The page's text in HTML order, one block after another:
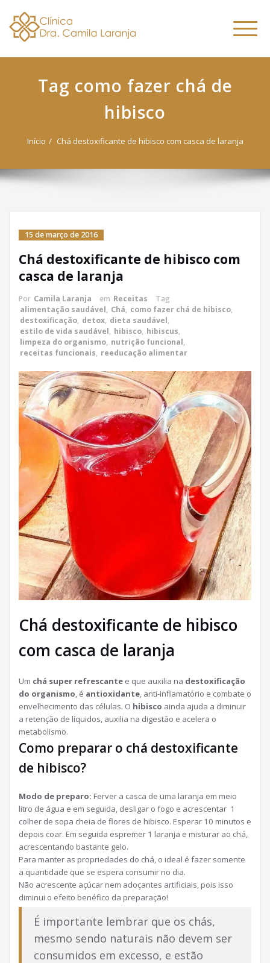
content
Laranja
Especialista em Fitoterapia
Tag como fazer chá de
hibisco
Início Chá destoxificante de hibisco com casca de laranja
15 de março de 2016
Chá destoxificante de hibisco com
casca de laranja
Por Camila Laranja em Receitas
Tag
alimentação saudável, Chá, como fazer chá de hibisco,
destoxificação, detox, dieta saudável,
estilo de vida saudável, hibisco, hibiscus,
limpeza do organismo, nutrição funcional,
receitas funcionais, reeducação alimentar
Chá destoxificante de hibisco
com casca de laranja
Um chá super refrescante e que auxilia na destoxificação
do organismo , é antioxidante , anti-inflamatório e combate o
envelhecimento das células. O hibisco ainda ajuda a diminuir
a retenção de líquidos, auxilia na digestão e acelera o
metabolismo.
Como preparar o chá destoxificante
de hibisco?
Modo de preparo: Ferver a casca de uma laranja em meio
litro de água e em seguida, desligar o fogo e acrescentar 1
colher de sopa cheia de flores de hibisco. Esperar 10 minutos e
depois coar. Em seguida espremer 1 laranja e misturar ao chá,
acrescentando bastante gelo.
Para manter as propriedades do chá, o ideal é fazer somente
a quantidade que se espera consumir no dia.
Não acrescente açúcar nem adoçantes artificiais, pois isso
diminui o efeito benéfico da preparação!
É importante lembrar que os chás,
mesmo sendo naturais não devem ser
consumidos em excesso, e estão